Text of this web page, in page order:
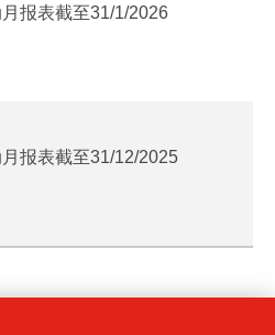
报表截至31/1/2026
报表截至31/12/2025